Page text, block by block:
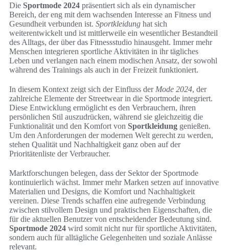
Die Sportmode 2024 präsentiert sich als ein dynamischer
Bereich, der eng mit dem wachsenden Interesse an Fitness und
Gesundheit verbunden ist. Sportkleidung hat sich
weiterentwickelt und ist mittlerweile ein wesentlicher Bestandteil
des Alltags, der über das Fitnessstudio hinausgeht. Immer mehr
Menschen integrieren sportliche Aktivitäten in ihr tägliches
Leben und verlangen nach einem modischen Ansatz, der sowohl
während des Trainings als auch in der Freizeit funktioniert.
In diesem Kontext zeigt sich der Einfluss der Mode 2024, der
zahlreiche Elemente der Streetwear in die Sportmode integriert.
Diese Entwicklung ermöglicht es den Verbrauchern, ihren
persönlichen Stil auszudrücken, während sie gleichzeitig die
Funktionalität und den Komfort von Sportkleidung genießen.
Um den Anforderungen der modernen Welt gerecht zu werden,
stehen Qualität und Nachhaltigkeit ganz oben auf der
Prioritätenliste der Verbraucher.
Marktforschungen belegen, dass der Sektor der Sportmode
kontinuierlich wächst. Immer mehr Marken setzen auf innovative
Materialien und Designs, die Komfort und Nachhaltigkeit
vereinen. Diese Trends schaffen eine aufregende Verbindung
zwischen stilvollem Design und praktischen Eigenschaften, die
für die aktuellen Benutzer von entscheidender Bedeutung sind.
Sportmode 2024 wird somit nicht nur für sportliche Aktivitäten,
sondern auch für alltägliche Gelegenheiten und soziale Anlässe
relevant.